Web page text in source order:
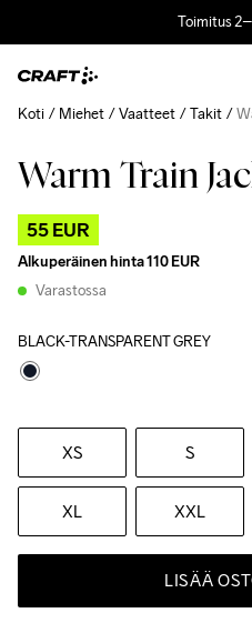
Toimitus
Warm Train
55 EUR
Alkuperäinen hinta110 EUR
Varastossa
BLACK-TRANSPARENT GREY
XS S
XL XXL
LISÄÄ
Koti Miehet Vaatteet Takit
Outlet